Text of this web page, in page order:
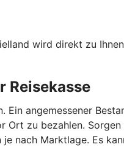
wird direkt zu
Reisekasse
Ein angemessener
zu bezahlen.
nach Marktlage. Es